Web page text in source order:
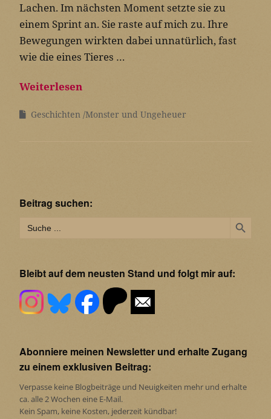
Lachen. Im nächsten Moment setzte sie zu
einem Sprint an. Sie raste auf mich zu. Ihre
Bewegungen wirkten dabei unnatürlich, fast
wie die eines Tieres …
Weiterlesen
Geschichten Monster und Ungeheuer
Beitrag suchen:
for:
Bleibt auf dem neusten Stand und folgt mir auf:
Abonniere meinen Newsletter und erhalte Zugang
zu einem exklusiven Beitrag:
Verpasse keine Blogbeiträge und Neuigkeiten mehr und erhalte
ca. alle 2 Wochen eine E-Mail.
Kein Spam, keine Kosten, jederzeit kündbar!